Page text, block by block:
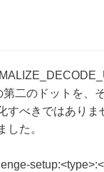
第二のドットを、
すべきではありま
した。